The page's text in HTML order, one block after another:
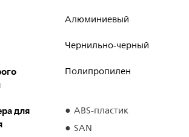
Алюминиевый
Чернильно-черный
Полипропилен
для
ABS-пластик
SAN